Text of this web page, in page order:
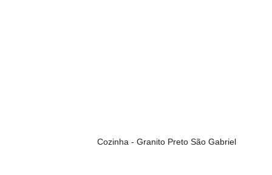
Cozinha - Granito Preto São Gabriel